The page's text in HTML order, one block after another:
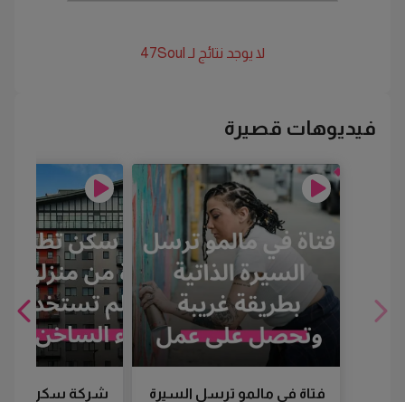
لا يوجد نتائج لـ 47Soul
فيديوهات قصيرة
فتاة في مالمو ترسل السيرة
شركة سكن